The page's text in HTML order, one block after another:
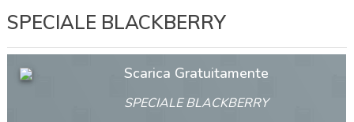
SPECIALE BLACKBERRY
Scarica Gratuitamente
SPECIALE BLACKBERRY